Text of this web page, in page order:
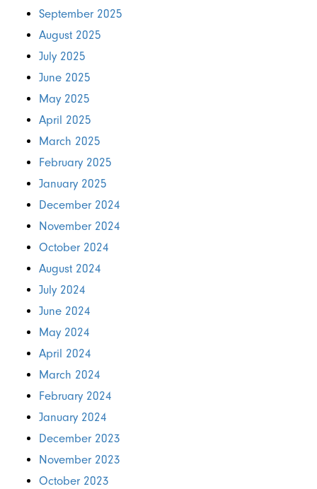
September 2025
August 2025
July 2025
June 2025
May 2025
April 2025
March 2025
February 2025
January 2025
December 2024
November 2024
October 2024
August 2024
July 2024
June 2024
May 2024
April 2024
March 2024
February 2024
January 2024
December 2023
November 2023
October 2023